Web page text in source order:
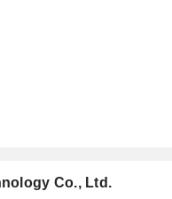
Co., Ltd.